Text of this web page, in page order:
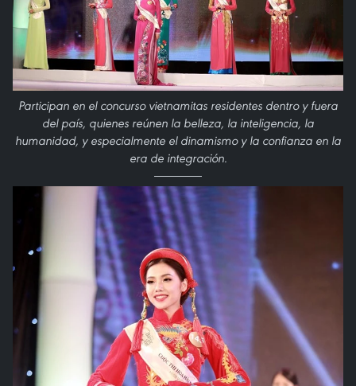
Participan en el concurso vietnamitas residentes dentro y fuera
del país, quienes reúnen la belleza, la inteligencia, la
humanidad, y especialmente el dinamismo y la confianza en la
era de integración.